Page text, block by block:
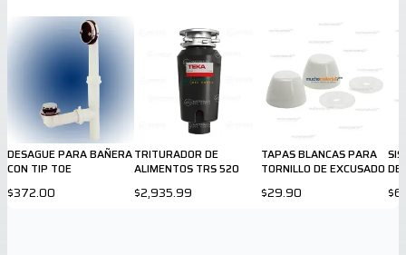
DESAGUE PARA BAÑERA
CON TIP TOE
$372.00
TRITURADOR DE
ALIMENTOS TRS 520
$2,935.99
TAPAS BLANCAS PARA
TORNILLO DE EXCUSADO
$29.90